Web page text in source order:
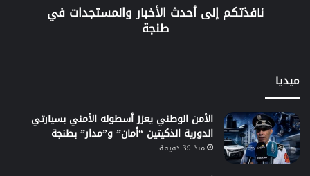
نافذتكم إلى أحدث الأخبار والمستجدات في
طنجة
ميديا
الأمن الوطني يعزز أسطوله الأمني بسيارتي
الدورية الذكيتين “أمان” و”مدار” بطنجة
منذ 39 دقيقة